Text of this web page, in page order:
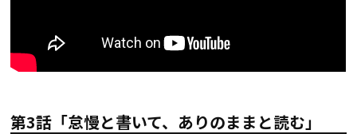
第3話「怠慢と書いて、ありのままと読む」